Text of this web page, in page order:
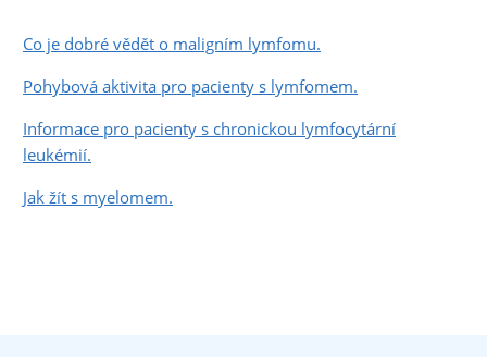
Co je dobré vědět o maligním lymfomu.
Pohybová aktivita pro pacienty s lymfomem.
Informace pro pacienty s chronickou lymfocytární
leukémií.
Jak žít s myelomem.